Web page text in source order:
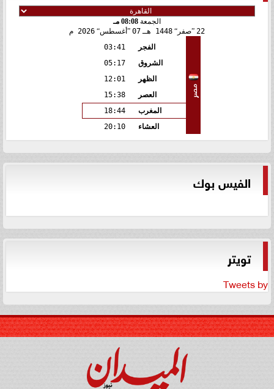
الجمعة 08:08 مـ
22 صفر 1448 هـ 07 أغسطس 2026 م
مصر
الفجر
03:41
الشروق
05:17
الظهر
12:01
العصر
15:38
المغرب
18:44
العشاء
20:10
الفيس بوك
تويتر
Tweets by